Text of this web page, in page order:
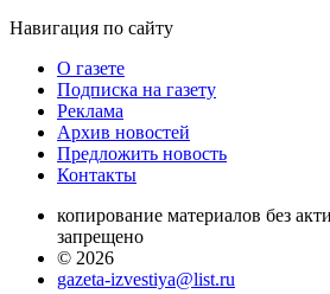
Навигация по сайту
О газете
Подписка на газету
Реклама
Архив новостей
Предложить новость
Контакты
копирование материалов без
запрещено
© 2026
gazeta-izvestiya@list.ru